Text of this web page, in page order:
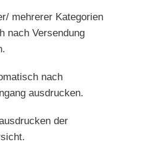
mehrerer Kategorien
nach Versendung
nach
ausdrucken.
der